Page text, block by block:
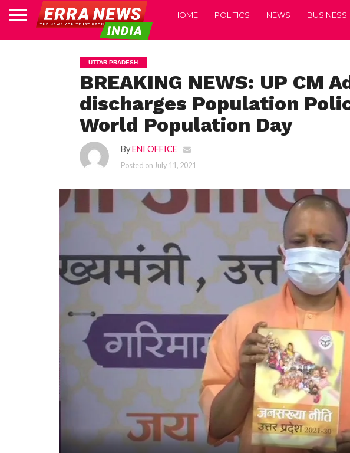
HOME POLITICS NEWS BUSINESS
UTTAR PRADESH
BREAKING NEWS: UP CM
discharges Population
World Population Day
ByENI OFFICE
Posted on July 11, 2021